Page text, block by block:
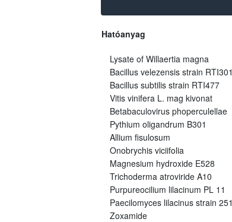
Hatóanyag
Lysate of Willaertia magna
Bacillus velezensis strain RTI301
Bacillus subtilis strain RTI477
Vitis vinifera L. mag kivonat
Betabaculovirus phoperculellae
Pythium oligandrum B301
Allium fisulosum
Onobrychis viciifolia
Magnesium hydroxide E528
Trichoderma atroviride A10
Purpureocilium lilacinum PL 11
Paecilomyces lilacinus strain 251
Zoxamide